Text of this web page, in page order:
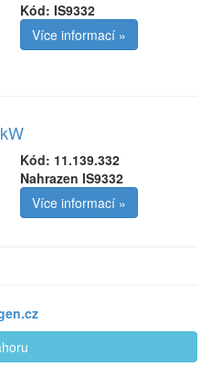
Kód: IS9332
Více informací »
Kód: 11.139.332
Nahrazen IS9332
Více informací »